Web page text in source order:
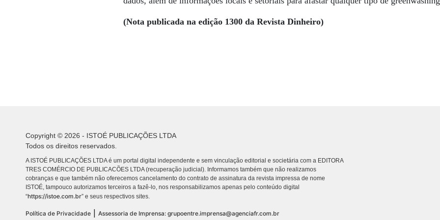
(Nota publicada na edição 1300 da Revista Dinheiro)
Copyright © 2026 - ISTOÉ PUBLICAÇÕES LTDA
Todos os direitos reservados.
A ISTOÉ PUBLICAÇÕES LTDA é um portal digital independente e sem vinculação editorial e societária com a EDITORA
TRES COMÉRCIO DE PUBLICACÕES LTDA (recuperação judicial). Informamos também que não realizamos
cobranças e que também não oferecemos cancelamento do contrato de assinatura da revista impressa de nome
ISTOÉ, tampouco autorizamos terceiros a fazê-lo, nos responsabilizamos apenas pelo conteúdo digital
“https://istoe.com.br” e seus respectivos sites.
Política de Privacidade Assessoria de Imprensa: grupoentre.imprensa@agenciafr.com.br